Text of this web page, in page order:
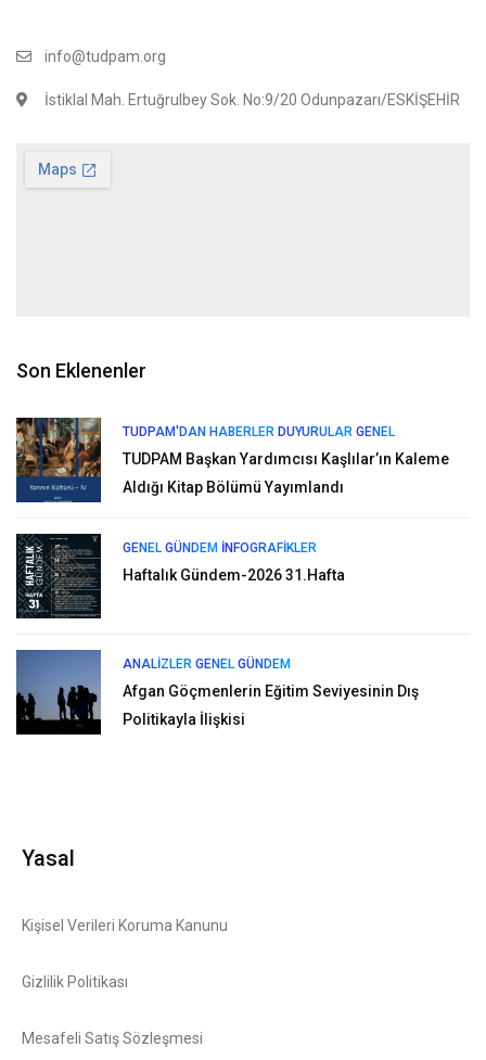
info@tudpam.org
İstiklal Mah. Ertuğrulbey Sok. No:9/20 Odunpazarı/ESKİŞEHİR
Son Eklenenler
TUDPAM'DAN HABERLER DUYURULAR GENEL
TUDPAM Başkan Yardımcısı Kaşlılar’ın Kaleme
Aldığı Kitap Bölümü Yayımlandı
GENEL GÜNDEM İNFOGRAFIKLER
Haftalık Gündem-2026 31.Hafta
ANALIZLER GENEL GÜNDEM
Afgan Göçmenlerin Eğitim Seviyesinin Dış
Politikayla İlişkisi
Yasal
Kişisel Verileri Koruma Kanunu
Gizlilik Politikası
Mesafeli Satış Sözleşmesi